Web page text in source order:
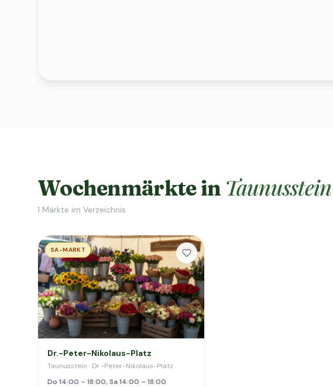
Wochenmärkte in Taunusstein
1 Märkte im Verzeichnis
SA-MARKT
Dr.-Peter-Nikolaus-Platz
Taunusstein · Dr.-Peter-Nikolaus-Platz
Do 14:00 – 18:00, Sa 14:00 – 18:00